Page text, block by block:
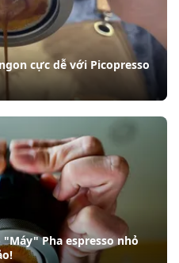
cực dễ với Picopresso
"Máy" Pha espresso nhỏ